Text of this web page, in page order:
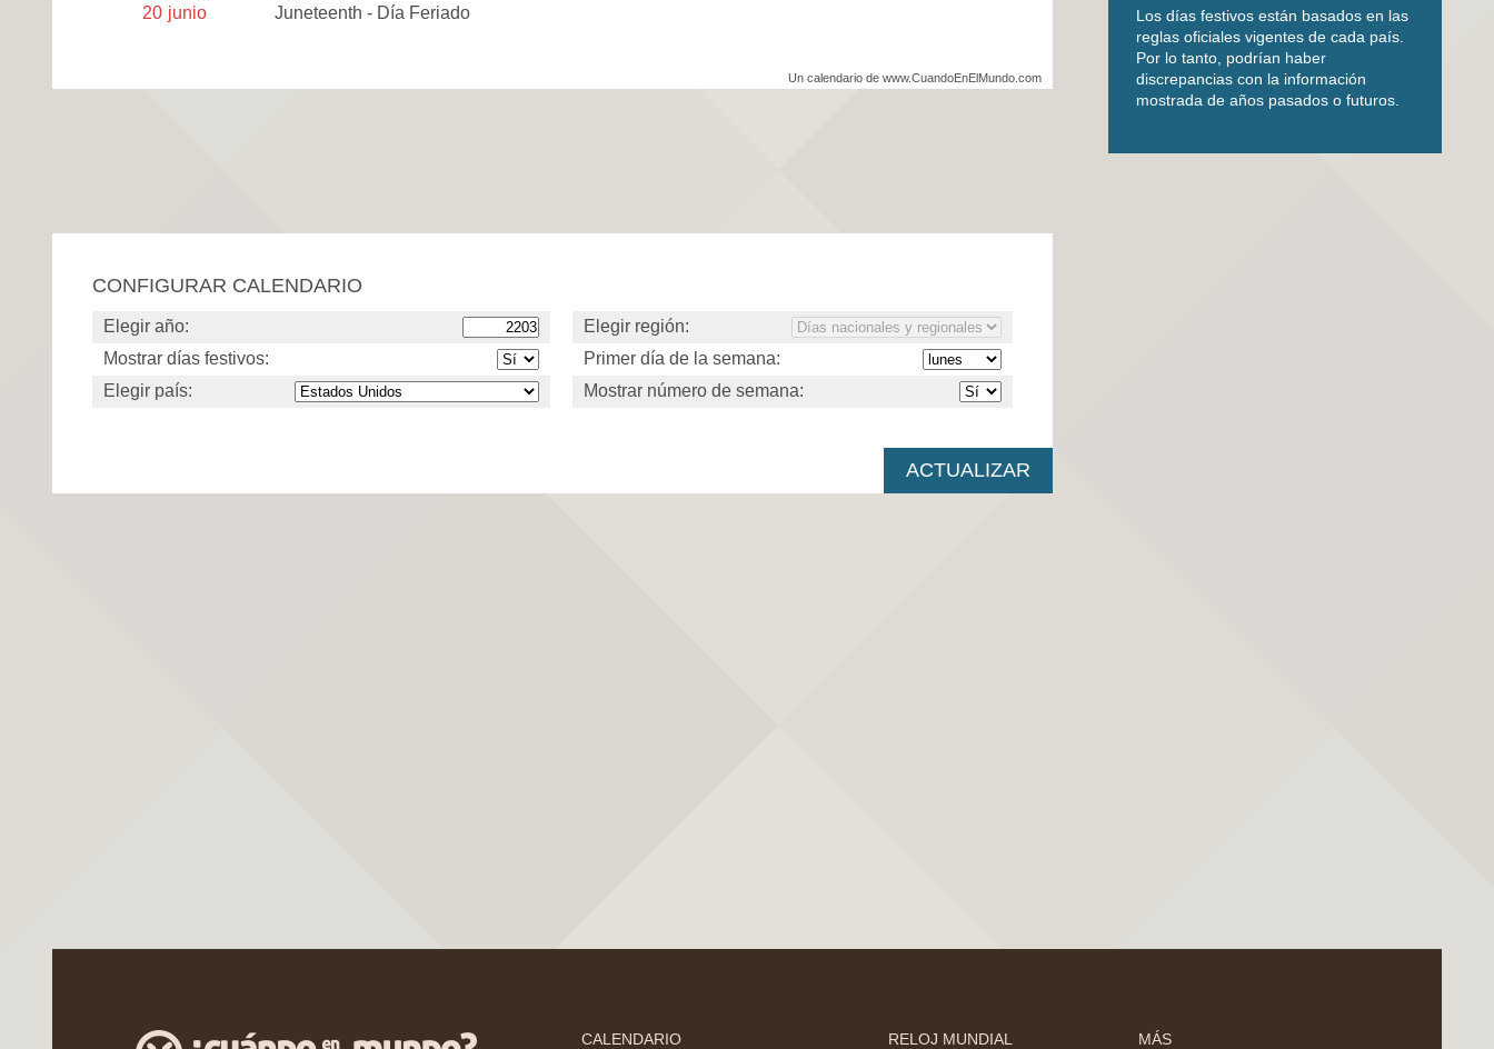
20 junio Juneteenth - Día Feriado
Un calendario de www.CuandoEnElMundo.com
CONFIGURAR CALENDARIO
Elegir año:
Mostrar días festivos:
Elegir país:
Elegir región:
Primer día de la semana:
Mostrar número de semana:
Los días festivos están basados en las
reglas oficiales vigentes de cada país.
Por lo tanto, podrían haber
discrepancias con la información
mostrada de años pasados o futuros.
CALENDARIO RELOJ MUNDIAL
MÁS